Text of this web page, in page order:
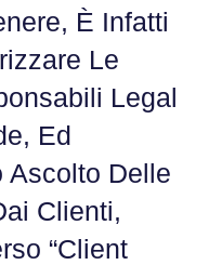
È Infatti
Le
Legal
Ed
Ascolto Delle
Clienti,
“Client